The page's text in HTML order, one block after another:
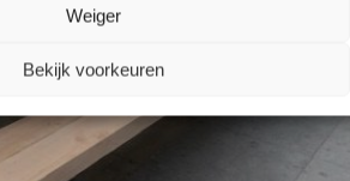
Weiger
Bekijk voorkeuren